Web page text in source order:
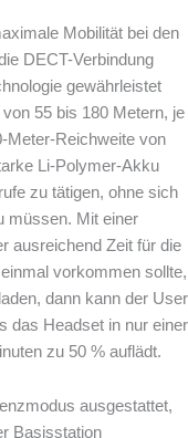
Mobilität bei den
DECT-Verbindung
gewährleistet
55 bis 180 Metern, je
Meter-Reichweite von
Li-Polymer-Akku
zu tätigen, ohne sich
müssen. Mit einer
ausreichend Zeit für die
vorkommen sollte,
dann kann der User
das Headset in nur einer
zu 50 % auflädt.
ausgestattet,
Basisstation